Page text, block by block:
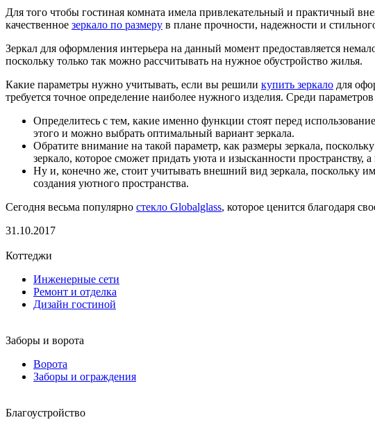
Для того чтобы гостиная комната имела привлекательный и практичный
качественное зеркало по размеру в плане прочности, надежности и
Зеркал для оформления интерьера на данный момент предоставляется
поскольку только так можно рассчитывать на нужное обустройство жилья.
Какие параметры нужно учитывать, если вы решили купить зеркало для
требуется точное определение наиболее нужного изделия. Среди
Определитесь с тем, какие именно функции стоят перед
этого и можно выбрать оптимальный вариант зеркала.
Обратите внимание на такой параметр, как размеры зеркала,
зеркало, которое сможет придать уюта и изысканности
Ну и, конечно же, стоит учитывать внешний вид зеркала, поскольку
создания уютного пространства.
Сегодня весьма популярно стекло Globalglass, которое ценится благодаря
31.10.2017
Коттеджи
Инженерные сети
Ремонт и отделка
Дизайн гостиной
Заборы и ворота
Ворота
Заборы и ограждения
Благоустройство